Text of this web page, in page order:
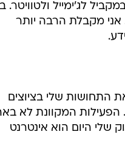
לג'ימייל ולטוויטר.
אני מקבלת הרבה יותר
התחושות שלי בציוצים
הפעילות המקוונת לא
שלי היום הוא אינטרנט